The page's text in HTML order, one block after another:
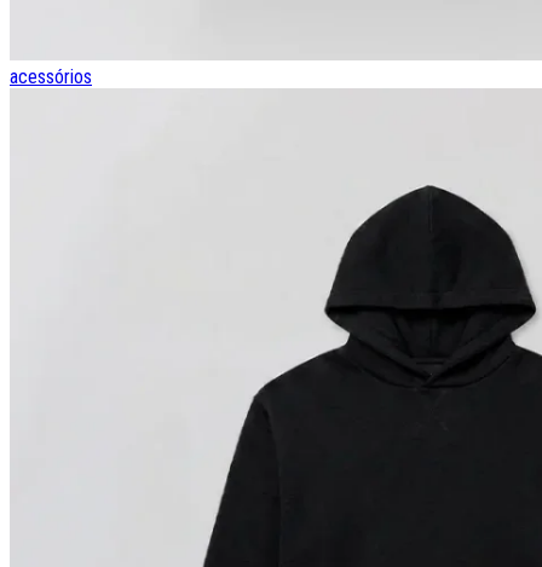
acessórios